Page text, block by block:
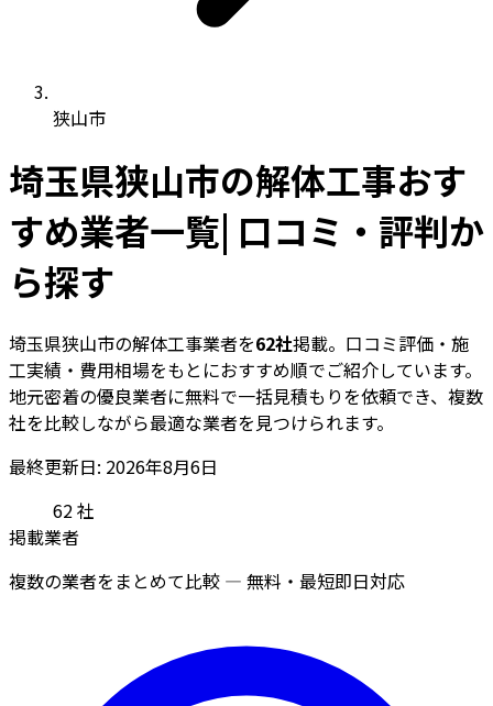
狭山市
埼玉県狭山市の解体工事おす
すめ業者一覧| 口コミ・評判か
ら探す
埼玉県狭山市の解体工事業者を62社掲載。口コミ評価・施
工実績・費用相場をもとにおすすめ順でご紹介しています。
地元密着の優良業者に無料で一括見積もりを依頼でき、複数
社を比較しながら最適な業者を見つけられます。
最終更新日: 2026年8月6日
62社
掲載業者
複数の業者をまとめて比較 — 無料・最短即日対応